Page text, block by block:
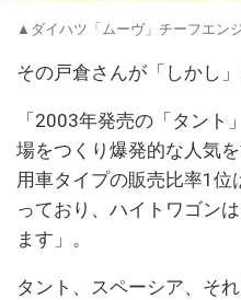
▲ダイハツ「ムーヴ」チーフエン
その戸倉さんが「しかし」
「2003年発売の「タント
場をつくり爆発的な人気
用車タイプの販売比率1位
っており、ハイトワゴン
ます」。
タント、スペーシア、そ